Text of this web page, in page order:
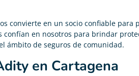
convierte en un socio confiable para
confían en nosotros para brindar
ámbito de seguros de comunidad.
en Cartagena